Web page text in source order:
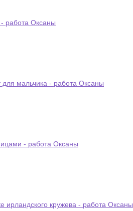
работа Оксаны
мальчика - работа Оксаны
- работа Оксаны
ирландского кружева - работа Оксаны